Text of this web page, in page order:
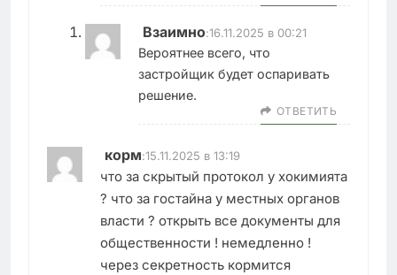
Взаимно:16.11.2025 в 00:21
Вероятнее всего, что
застройщик будет оспаривать
решение.
ОТВЕТИТЬ
корм:15.11.2025 в 13:19
что за скрытый протокол у хокимията
? что за гостайна у местных органов
власти ? открыть все документы для
общественности ! немедленно !
через секретность кормится